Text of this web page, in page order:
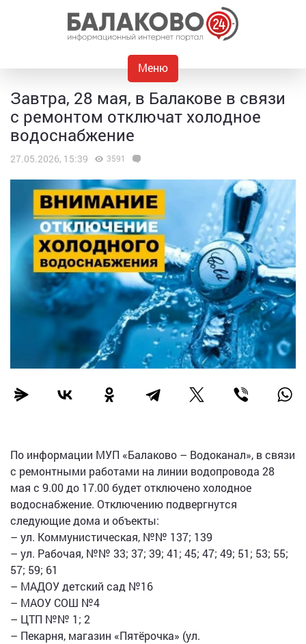
Меню
Завтра, 28 мая, в Балакове в связи
с ремонтом отключат холодное
водоснабжение
27.05.2026, 15:39 3591
По информации МУП «Балаково – Водоканал», в связи
с ремонтными работами на линии водопровода 28
мая с 9.00 до 17.00 будет отключено холодное
водоснабжение. Отключению подвергнутся
следующие дома и объекты:
– ул. Коммунистическая, №№ 137; 139
– ул. Рабочая, №№ 33; 37; 39; 41; 45; 47; 49; 51; 53; 55;
57; 59; 61
– МАДОУ детский сад №16
– МАОУ СОШ №4
– ЦТП №№ 1; 2
– Пекарня, магазин «Пятёрочка» (ул.